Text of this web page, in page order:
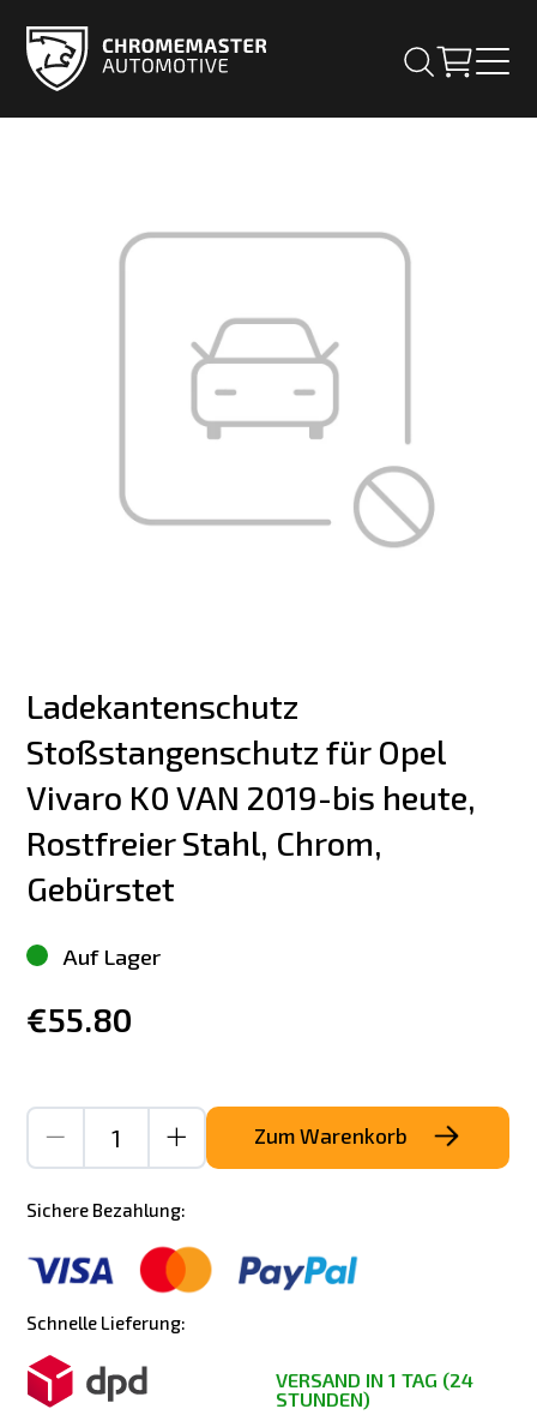
Ladekantenschutz
Stoßstangenschutz für Opel
Vivaro K0 VAN 2019-bis heute,
Rostfreier Stahl, Chrom,
Gebürstet
Auf Lager
€55.80
Zum Warenkorb
Sichere Bezahlung:
Schnelle Lieferung:
VERSAND IN 1 TAG (24
STUNDEN)